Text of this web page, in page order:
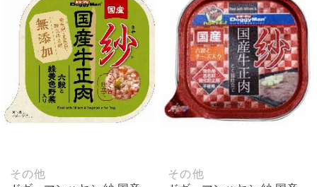
その他
その他